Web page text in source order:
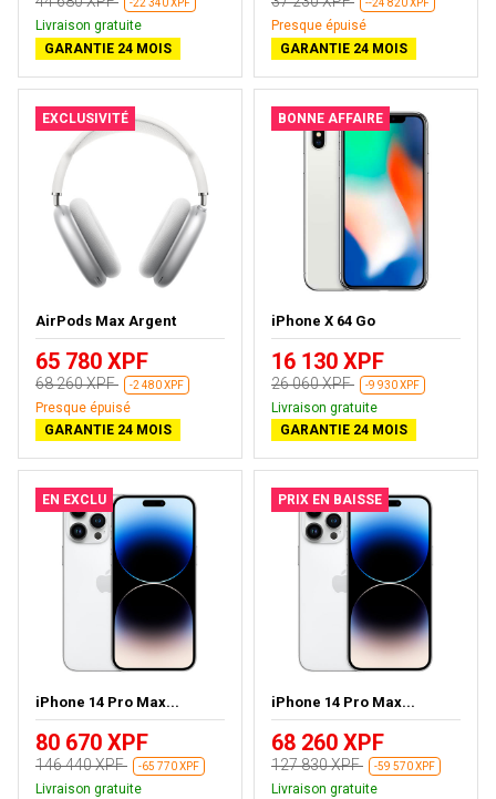
-22 340 XPF
Livraison gratuite
GARANTIE 24 MOIS
--24 820 XPF
Presque épuisé
GARANTIE 24 MOIS
EXCLUSIVITÉ
AirPods Max Argent
65 780 XPF
68 260 XPF -2 480 XPF
Presque épuisé
GARANTIE 24 MOIS
BONNE AFFAIRE
iPhone X 64 Go
16 130 XPF
26 060 XPF -9 930 XPF
Livraison gratuite
GARANTIE 24 MOIS
EN EXCLU
iPhone 14 Pro Max...
80 670 XPF
146 440 XPF -65 770 XPF
Livraison gratuite
PRIX EN BAISSE
iPhone 14 Pro Max...
68 260 XPF
127 830 XPF -59 570 XPF
Livraison gratuite